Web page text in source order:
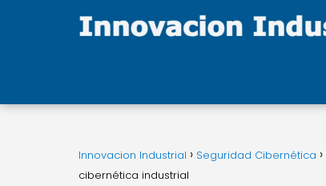
Innovacion Industrial Seguridad Cibernética
cibernética industrial